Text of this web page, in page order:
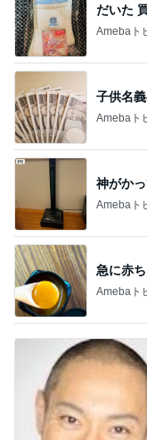
だいた
Amebaト
子供名
Amebaト
神がか
Amebaト
急に赤
Amebaト